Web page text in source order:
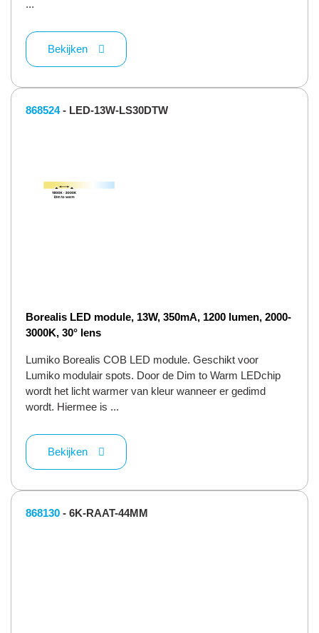
...
Bekijken
868524- LED-13W-LS30DTW
Borealis LED module, 13W, 350mA, 1200 lumen, 2000-
3000K, 30° lens
Lumiko Borealis COB LED module. Geschikt voor
Lumiko modulair spots. Door de Dim to Warm LEDchip
wordt het licht warmer van kleur wanneer er gedimd
wordt. Hiermee is ...
Bekijken
868130 - 6K-RAAT-44MM